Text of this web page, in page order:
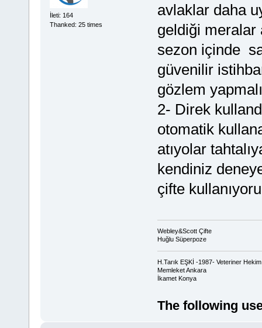
İleti: 164
Thanked: 25 times
avlaklar daha
geldiği meralar
sezon içinde
güvenilir
gözlem
2- Direk
otomatik
atıyolar
kendiniz
çifte
Webley&Scott Çifte
Huğlu Süperpoze
H.Tarık EŞKİ -1987- Veteriner Hekim
Memleket Ankara
İkamet Konya
The following